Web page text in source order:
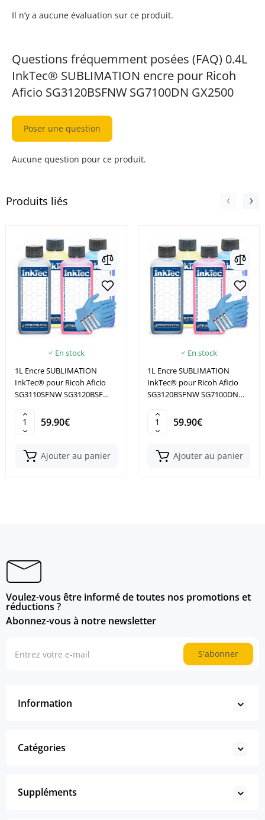
Il n’y a aucune évaluation sur ce produit.
Questions fréquemment posées (FAQ) 0.4L
InkTec® SUBLIMATION encre pour Ricoh
Aficio SG3120BSFNW SG7100DN GX2500
Poser une question
Aucune question pour ce produit.
Produits liés
En stock
1L Encre SUBLIMATION
InkTec® pour Ricoh Aficio
SG3110SFNW SG3120BSF
59.90€
Ajouter au panier
En stock
1L Encre SUBLIMATION
InkTec® pour Ricoh Aficio
SG3120BSFNW SG7100DN
59.90€
Ajouter au panier
Voulez-vous être informé de toutes nos promotions et
réductions ?
Abonnez-vous à notre newsletter
S'abonner
Information
Catégories
Suppléments